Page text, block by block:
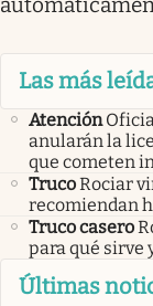
Las más
Atención
anularán la
que cometen
TrucoRociar
recomiendan
Truco casero
para qué sirve
Últimas